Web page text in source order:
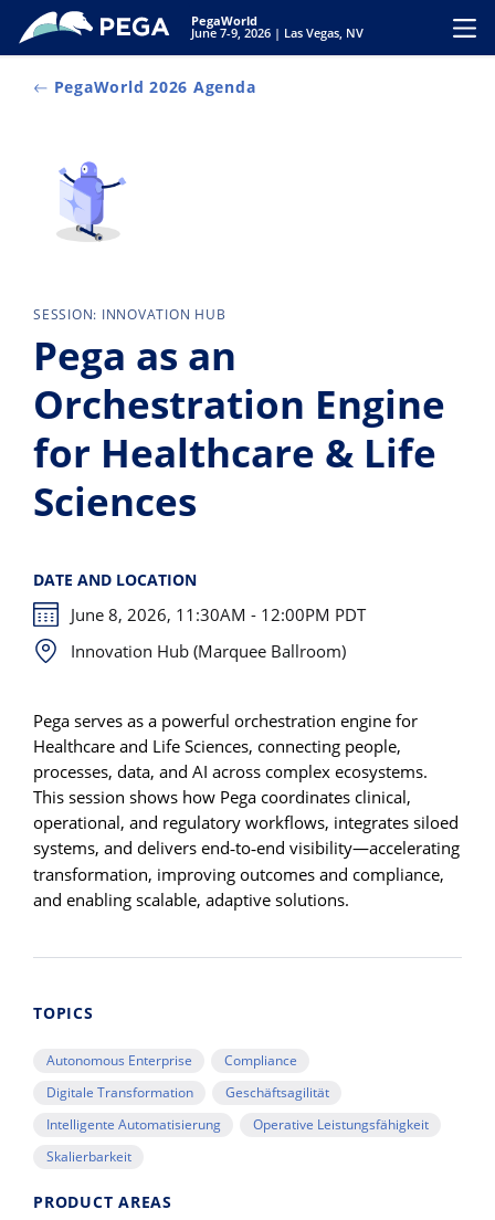
Zum Hauptinhalt wechseln
PegaWorld
June 7-9, 2026 | Las Vegas, NV
PegaWorld 2026 Agenda
SESSION: INNOVATION HUB
Pega as an
Orchestration Engine
for Healthcare & Life
Sciences
DATE AND LOCATION
June 8, 2026, 11:30AM - 12:00PM PDT
Innovation Hub (Marquee Ballroom)
Pega serves as a powerful orchestration engine for
Healthcare and Life Sciences, connecting people,
processes, data, and AI across complex ecosystems.
This session shows how Pega coordinates clinical,
operational, and regulatory workflows, integrates siloed
systems, and delivers end‑to‑end visibility—accelerating
transformation, improving outcomes and compliance,
and enabling scalable, adaptive solutions.
TOPICS
Autonomous Enterprise
Compliance
Digitale Transformation
Geschäftsagilität
Intelligente Automatisierung
Operative Leistungsfähigkeit
Skalierbarkeit
PRODUCT AREAS